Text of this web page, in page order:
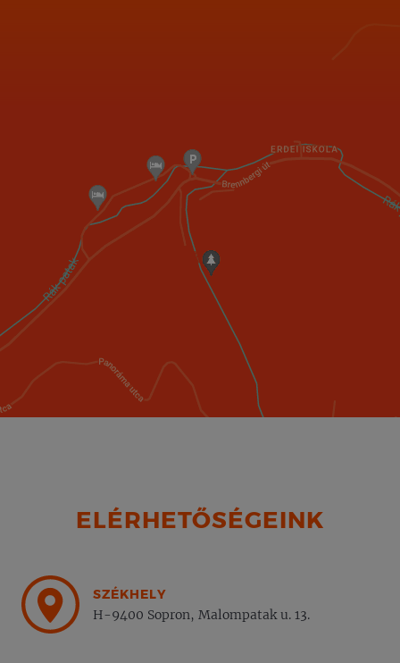
ELÉRHETŐSÉGEINK
SZÉKHELY
H-9400 Sopron, Malompatak u. 13.